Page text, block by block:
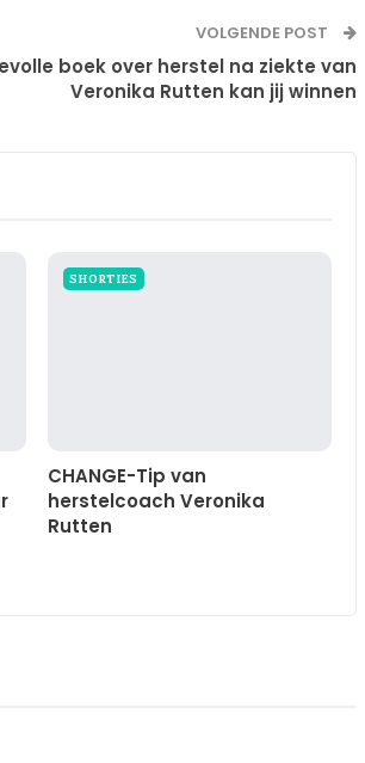
VOLGENDE POST
boek over herstel na ziekte van
Veronika Rutten kan jij winnen
SHORTIES
CHANGE-Tip van
herstelcoach Veronika
Rutten